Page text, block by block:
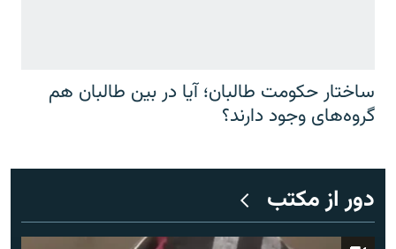
ساختار حکومت طالبان؛ آیا در بین طالبان هم
گروه‌های وجود دارند؟
دور از مکتب